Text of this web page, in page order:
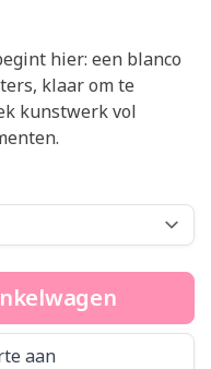
hier: een blanco
klaar om te
kunstwerk vol
aan